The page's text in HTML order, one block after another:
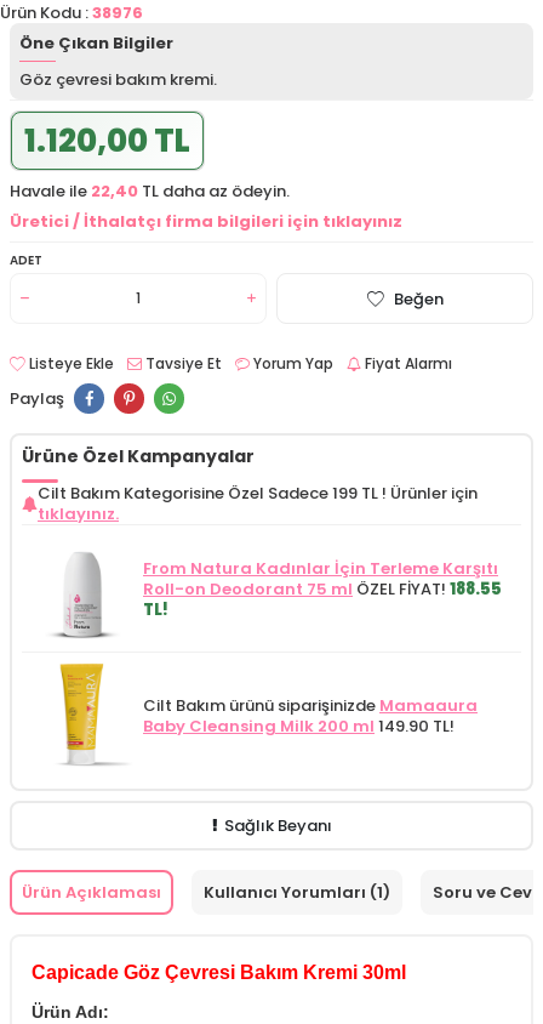
Ürün Kodu :38976
Öne Çıkan Bilgiler
Göz çevresi bakım kremi.
1.120,00 TL
Havale ile 22,40 TL daha az ödeyin.
Üretici / İthalatçı firma bilgileri için tıklayınız
ADET
Beğen
Listeye Ekle Tavsiye Et Yorum Yap Fiyat Alarmı
Paylaş
Ürüne Özel Kampanyalar
Cilt Bakım Kategorisine Özel Sadece 199 TL ! Ürünler için
tıklayınız.
From Natura Kadınlar İçin Terleme Karşıtı
Roll-on Deodorant 75 ml ÖZEL FİYAT! 188.55
TL!
Cilt Bakım ürünü siparişinizde Mamaaura
Baby Cleansing Milk 200 ml 149.90 TL!
Sağlık Beyanı
Ürün Açıklaması Kullanıcı Yorumları (1) Soru ve
Capicade Göz Çevresi Bakım Kremi 30ml
Ürün Adı: